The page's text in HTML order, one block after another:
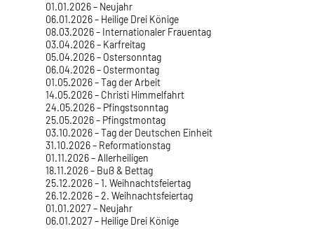
01.01.2026 – Neujahr
06.01.2026 – Heilige Drei Könige
08.03.2026 – Internationaler Frauentag
03.04.2026 – Karfreitag
05.04.2026 – Ostersonntag
06.04.2026 – Ostermontag
01.05.2026 – Tag der Arbeit
14.05.2026 – Christi Himmelfahrt
24.05.2026 – Pfingstsonntag
25.05.2026 – Pfingstmontag
03.10.2026 – Tag der Deutschen Einheit
31.10.2026 – Reformationstag
01.11.2026 – Allerheiligen
18.11.2026 – Buß & Bettag
25.12.2026 – 1. Weihnachtsfeiertag
26.12.2026 – 2. Weihnachtsfeiertag
01.01.2027 – Neujahr
06.01.2027 – Heilige Drei Könige